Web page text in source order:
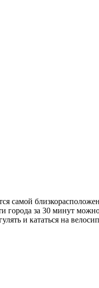
самой
города за 30 минут
и кататься на